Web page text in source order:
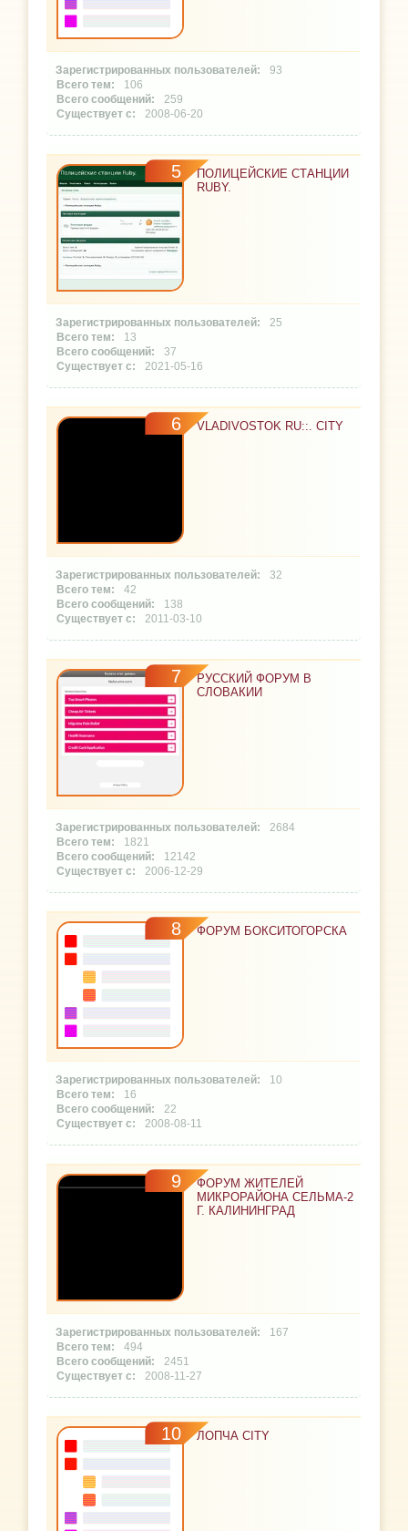
93
106
259
2008-06-20
5
ПОЛИЦЕЙСКИЕ СТАНЦИИ
RUBY.
25
13
37
2021-05-16
6 VLADIVOSTOK RU::. CITY
32
42
138
2011-03-10
7
РУССКИЙ ФОРУМ В
СЛОВАКИИ
2684
1821
12142
2006-12-29
8 ФОРУМ БОКСИТОГОРСКА
10
16
22
2008-08-11
9
ФОРУМ ЖИТЕЛЕЙ
МИКРОРАЙОНА СЕЛЬМА-2
Г. КАЛИНИНГРАД
167
494
2451
2008-11-27
10 ЛОПЧА CITY